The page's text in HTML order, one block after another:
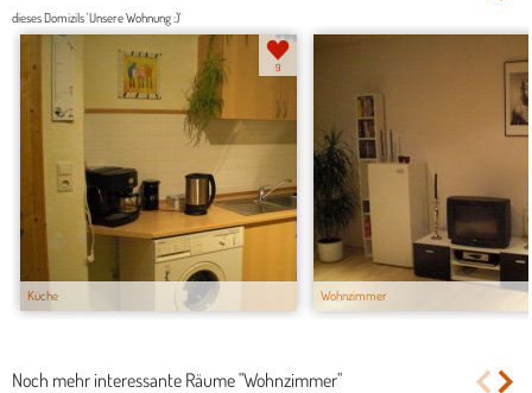
dieses Domizils 'Unsere Wohnung :)'
Küche
9
Wohnzimmer
Noch mehr interessante Räume "Wohnzimmer"